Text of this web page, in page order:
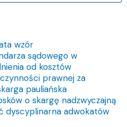
wzór
sądowego w
od kosztów
prawnej za
pauliańska
o skargę nadzwyczajną
dyscyplinarna adwokatów